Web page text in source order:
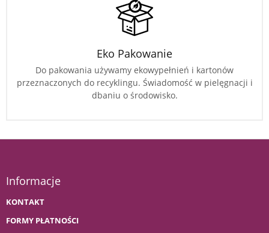
Eko Pakowanie
Do pakowania używamy ekowypełnień i kartonów
przeznaczonych do recyklingu. Świadomość w pielęgnacji i
dbaniu o środowisko.
Informacje
KONTAKT
FORMY PŁATNOŚCI